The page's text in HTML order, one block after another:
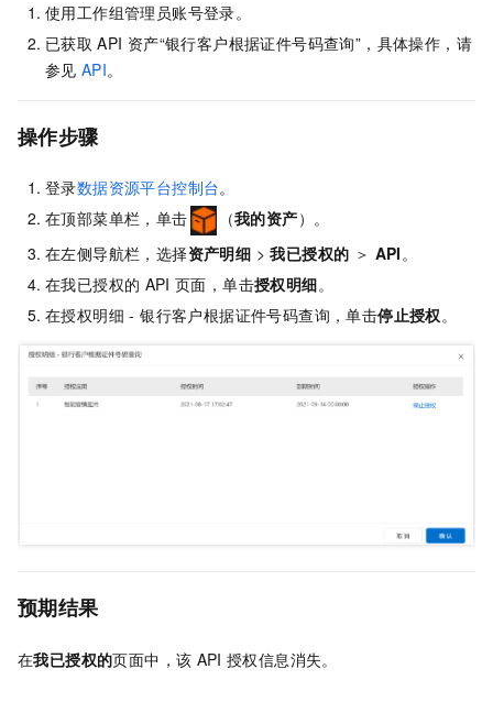
使用工作组管理员账号登录。
已获取 API 资产“银行客户根据证件号码查询”，具体操作，请
参见 API。
操作步骤
登录数据资源平台控制台。
在顶部菜单栏，单击
（我的资产）。
在左侧导航栏，选择资产明细 >我已授权的 ＞ API 。
在我已授权的 API 页面，单击授权明细。
在授权明细 - 银行客户根据证件号码查询，单击停止授权 。
预期结果
在我已授权的页面中，该 API 授权信息消失。